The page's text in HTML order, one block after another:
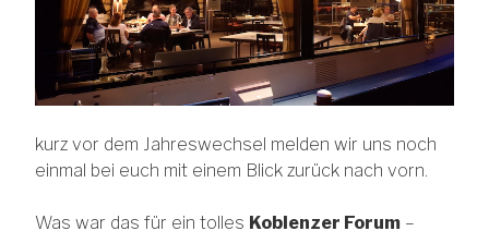
kurz vor dem Jahreswechsel melden wir uns noch
einmal bei euch mit einem Blick zurück nach vorn.
Was war das für ein tolles Koblenzer Forum –